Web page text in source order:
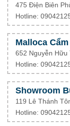
475 Điện Biên
Hotline:
Malloca
652 Nguyễn Hữu
Hotline:
Showroom
119 Lê Thánh
Hotline: